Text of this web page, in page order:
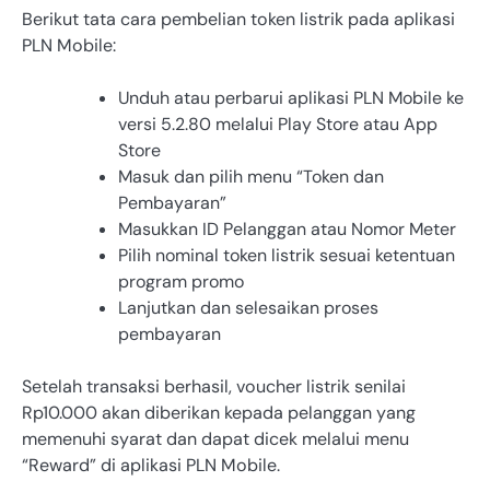
Berikut tata cara pembelian token listrik pada aplikasi
PLN Mobile:
Unduh atau perbarui aplikasi PLN Mobile ke
versi 5.2.80 melalui Play Store atau App
Store
Masuk dan pilih menu “Token dan
Pembayaran”
Masukkan ID Pelanggan atau Nomor Meter
Pilih nominal token listrik sesuai ketentuan
program promo
Lanjutkan dan selesaikan proses
pembayaran
Setelah transaksi berhasil, voucher listrik senilai
Rp10.000 akan diberikan kepada pelanggan yang
memenuhi syarat dan dapat dicek melalui menu
“Reward” di aplikasi PLN Mobile.